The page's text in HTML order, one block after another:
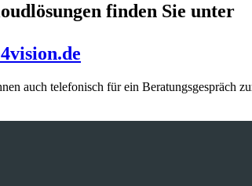
finden Sie unter
auch telefonisch für ein Beratungsgespräch